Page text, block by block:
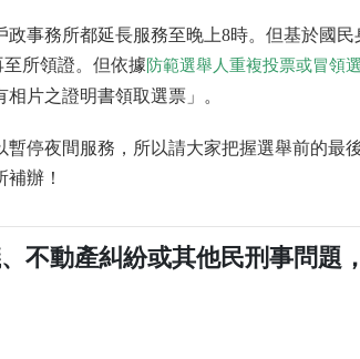
事務所都延長服務至晚上8時。但基於國
所領證。但依據防範選舉人重複投票或冒領
片之證明書領取選票」。
停夜間服務，所以請大家把握選舉前的最
辦！
不動產糾紛或其他民刑事問題